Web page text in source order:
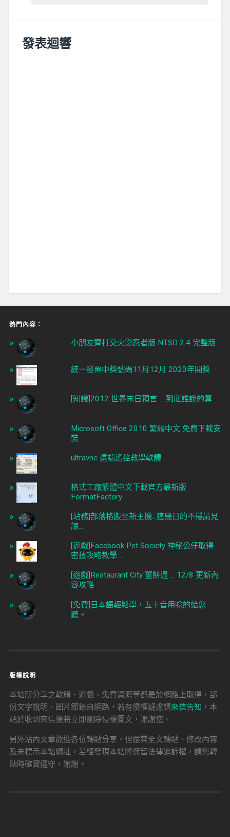
發表迴響
熱門內容︰
小朋友齊打交火影忍者版 NTSD 2.4 完整版
統一發票中獎號碼11月12月 2020年開獎
[知識]2012 世界末日預言 ... 到底誰說的算 ...
Microsoft Office 2010 繁體中文 免費下載安
裝
ultravnc 遠端遙控教學軟體
格式工廠繁體中文下載官方最新版
FormatFactory
[站務]部落格搬至新主機...這幾日的不穩請見
諒...
[遊戲]Facebook Pet Society 神秘公仔取得
密技攻略教學 ...
[遊戲]Restaurant City 薑餅週 ... 12/8 更新內
容攻略
[免費]日本語輕鬆學，五十音用唸的給您
聽。
版權說明
本站所分享之軟體、遊戲、免費資源等都是於網路上取得，部
份文字說明、圖片節錄自網路，若有侵權疑慮請來信告知 ，本
站於收到來信後將立即刪除侵權圖文，謝謝您。
另外站內文章歡迎各位轉貼分享，但嚴禁全文轉貼、修改內容
及未標示本站網址，若經發現本站將保留法律追訴權，請您轉
貼時確實遵守，謝謝。